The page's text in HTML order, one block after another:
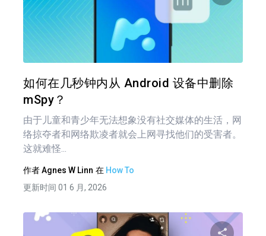
如何在几秒钟内从 Android 设备中删除
mSpy？
由于儿童和青少年无法想象没有社交媒体的生活，网
络掠夺者和网络欺凌者就会上网寻找他们的受害者。
这就难怪...
作者Agnes W Linn 在 How To
更新时间 01 6 月, 2026